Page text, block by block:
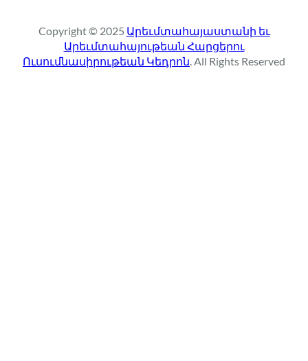
c
h
Copyright © 2025 Արեւմտահայաստանի եւ
Արեւմտահայութեան Հարցերու
Ուսումնասիրութեան Կեդրոն. All Rights Reserved